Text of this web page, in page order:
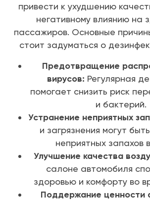
привести к ухудшению
негативному влиянию на
пассажиров. Основные
стоит задуматься о
Предотвращение
вирусов: Регулярная
помогает снизить риск
и бактерий.
Устранение неприятных
и загрязнения могут
неприятных запахов
Улучшение качества
салоне автомобиля
здоровью и комфорту во
Поддержание ценности